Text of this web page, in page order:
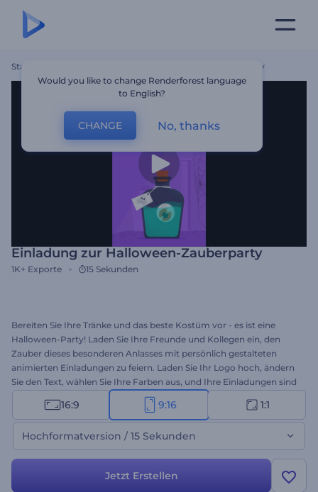
Startseite Einladung Zur Halloween-Zauberparty
Einladung zur Halloween-Zauberparty
1K+ Exporte 15 Sekunden
Bereiten Sie Ihre Tränke und das beste Kostüm vor - es ist eine
Halloween-Party! Laden Sie Ihre Freunde und Kollegen ein, den
Zauber dieses besonderen Anlasses mit persönlich gestalteten
animierten Einladungen zu feiern. Laden Sie Ihr Logo hoch, ändern
Sie den Text, wählen Sie Ihre Farben aus, und Ihre Einladungen sind
bereit, verbreitet zu werden. Lassen Sie mit dieser Vorlage den Geist
von Halloween wieder aufleben. Versuchen Sie es heute!
16:9 9:16 1:1
Hochformatversion / 15 Sekunden
Jetzt Erstellen
Would you like to change Renderforest language
to English?
CHANGE No, thanks